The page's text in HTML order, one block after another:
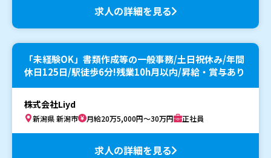
求人の詳細を見る
「未経験OK」書類作成等の一般事務/土日祝休み/年間
休日125日/駅徒歩6分!残業10h月以内/昇給・賞与あり
株式会社Liyd
新潟県 新潟市 月給20万5,000円～30万円 正社員
求人の詳細を見る